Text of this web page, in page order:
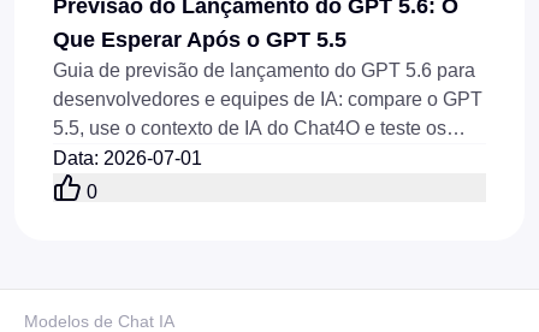
Previsão do Lançamento do GPT 5.6: O
Que Esperar Após o GPT 5.5
Guia de previsão de lançamento do GPT 5.6 para
desenvolvedores e equipes de IA: compare o GPT
5.5, use o contexto de IA do Chat4O e teste os
fluxos de trabalho da API do Flaq AI GPT 5.5
antes do lançamento.
Data: 2026-07-01
0
Modelos de Chat IA